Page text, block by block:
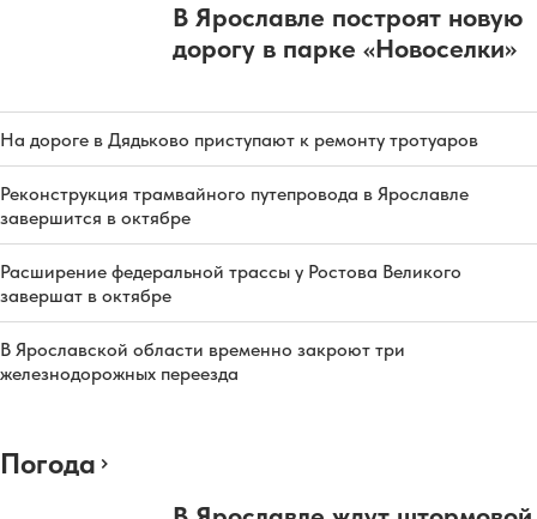
В Ярославле построят новую
дорогу в парке «Новоселки»
На дороге в Дядьково приступают к ремонту тротуаров
Реконструкция трамвайного путепровода в Ярославле
завершится в октябре
Расширение федеральной трассы у Ростова Великого
завершат в октябре
В Ярославской области временно закроют три
железнодорожных переезда
Погода